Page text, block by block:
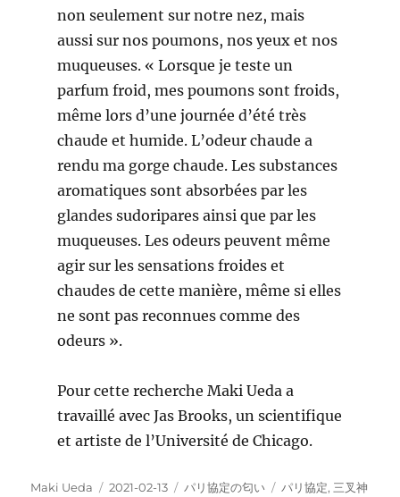
non seulement sur notre nez, mais
aussi sur nos poumons, nos yeux et nos
muqueuses. « Lorsque je teste un
parfum froid, mes poumons sont froids,
même lors d’une journée d’été très
chaude et humide. L’odeur chaude a
rendu ma gorge chaude. Les substances
aromatiques sont absorbées par les
glandes sudoripares ainsi que par les
muqueuses. Les odeurs peuvent même
agir sur les sensations froides et
chaudes de cette manière, même si elles
ne sont pas reconnues comme des
odeurs ».
Pour cette recherche Maki Ueda a
travaillé avec Jas Brooks, un scientifique
et artiste de l’Université de Chicago.
投
Maki Ueda
投
2021-02-13
カ
パリ協定の匂い
タ
パリ協定, 三叉神